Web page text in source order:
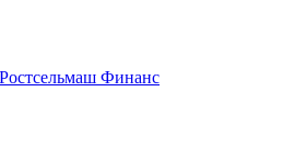
Финанс